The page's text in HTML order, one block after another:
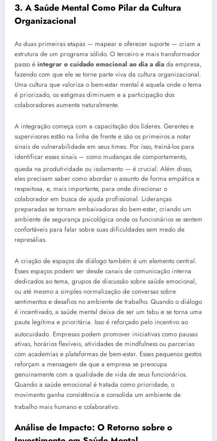
3. A Saúde Mental Como Pilar da Cultura
Organizacional
As duas primeiras etapas — mapear e oferecer suporte — criam a
estrutura de um programa sólido. O terceiro e mais transformador
passo é integrar o cuidado emocional ao dia a dia da empresa,
fazendo com que ele se torne parte viva da cultura organizacional.
Uma cultura que valoriza o bem-estar mental é aquela onde o tema
é priorizado, os estigmas diminuem e a participação dos
colaboradores aumenta naturalmente.
A integração começa com a capacitação dos líderes. Gerentes e
supervisores estão na linha de frente e são os primeiros a notar
sinais de vulnerabilidade em seus times. Por isso, treiná-los para
identificar esses sinais — como mudanças de comportamento,
queda na produtividade ou isolamento — é crucial. Além disso,
eles precisam saber como abordar o assunto de forma empática e
respeitosa, e, mais importante, para onde direcionar o
colaborador em busca de ajuda profissional. Lideranças
preparadas se tornam embaixadoras do bem-estar, criando um
ambiente de segurança psicológica onde os funcionários se sentem
confortáveis para falar sobre suas dificuldades sem medo de
represálias.
A criação de espaços de diálogo também é um elemento central.
Esses espaços podem ser desde canais de comunicação interna
dedicados ao tema, grupos de discussão sobre saúde emocional,
ou até mesmo a simples normalização de conversas sobre
sentimentos e desafios no ambiente de trabalho. Quando o diálogo
é incentivado, a saúde mental deixa de ser um tabu e se torna uma
pauta legítima e prioritária. Isso é reforçado pelo incentivo ao
autocuidado. Empresas podem promover iniciativas como pausas
ativas, horários flexíveis, atividades de mindfulness ou parcerias
com academias e plataformas de bem-estar. Esses pequenos gestos
reforçam a mensagem de que a empresa se preocupa
genuinamente com a qualidade de vida de seus funcionários.
Quando a saúde emocional é tratada como prioridade, o
movimento ganha consistência e consolida um ambiente de
trabalho mais humano e colaborativo.
Análise de Impacto: O Retorno sobre o